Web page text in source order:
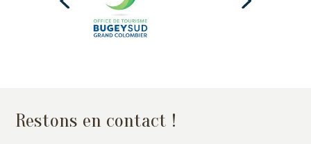
Restons en contact !